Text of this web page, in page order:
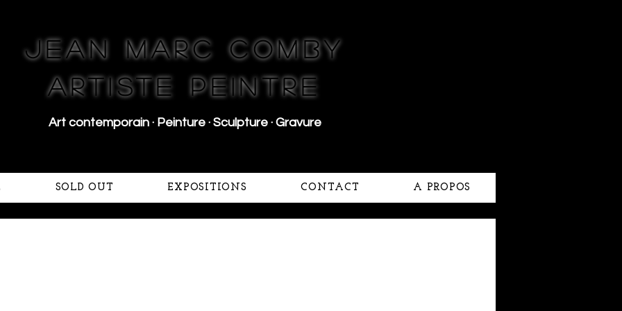
Jean Marc Comby
Artiste peintre
Art contemporain · Peinture · Sculpture · Gravure
SOLD OUT EXPOSITIONS CONTACT A PROPOS